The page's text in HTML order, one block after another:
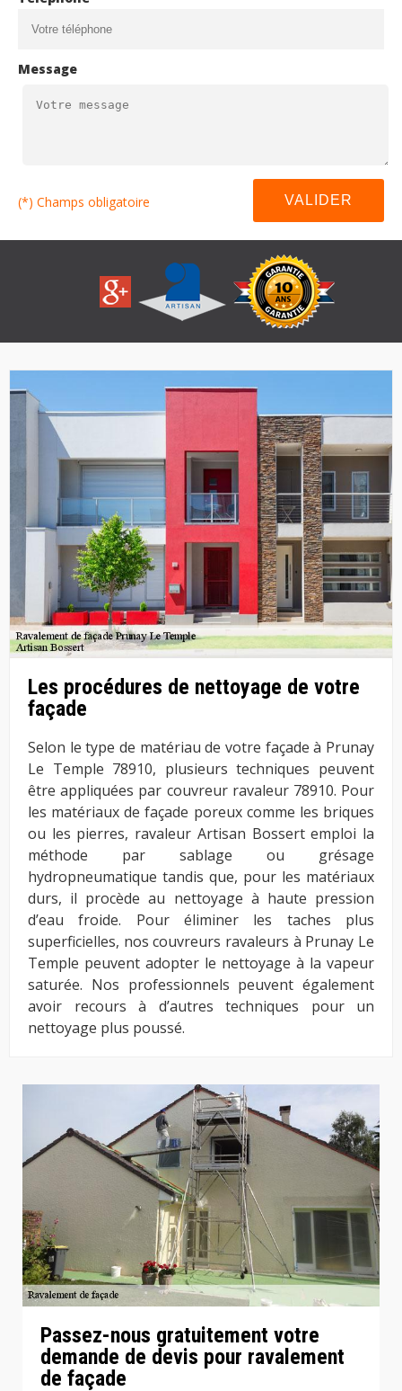
Message
(*) Champs obligatoire
Les procédures de nettoyage de votre
façade
Selon le type de matériau de votre façade à Prunay
Le Temple 78910, plusieurs techniques peuvent
être appliquées par couvreur ravaleur 78910. Pour
les matériaux de façade poreux comme les briques
ou les pierres, ravaleur Artisan Bossert emploi la
méthode par sablage ou grésage
hydropneumatique tandis que, pour les matériaux
durs, il procède au nettoyage à haute pression
d’eau froide. Pour éliminer les taches plus
superficielles, nos couvreurs ravaleurs à Prunay Le
Temple peuvent adopter le nettoyage à la vapeur
saturée. Nos professionnels peuvent également
avoir recours à d’autres techniques pour un
nettoyage plus poussé.
Passez-nous gratuitement votre
demande de devis pour ravalement
de façade